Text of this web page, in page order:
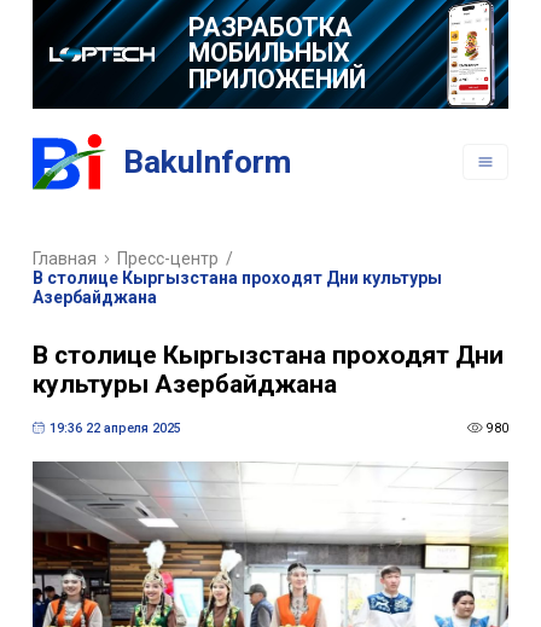
РАЗРАБОТКА
МОБИЛЬНЫХ
ПРИЛОЖЕНИЙ
BakuInform
Главная Пресс-центр /
В столице Кыргызстана проходят Дни культуры
Азербайджана
В столице Кыргызстана проходят Дни
культуры Азербайджана
19:36 22 апреля 2025 980